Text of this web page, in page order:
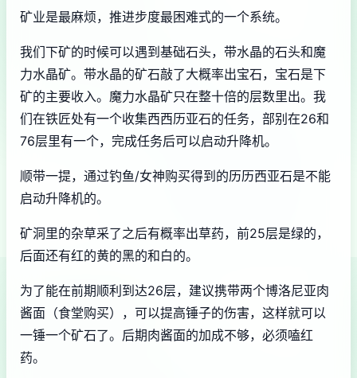
矿业是最麻烦，推进步度最困难式的一个系统。
我们下矿的时候可以遇到基础石头，带水晶的石头和魔
力水晶矿。带水晶的矿石敲了大概率出宝石，宝石是下
矿的主要收入。魔力水晶矿只在整十倍的层数里出。我
们在铁匠处有一个收集西西历亚石的任务，部别在26和
76层里有一个，完成任务后可以启动升降机。
顺带一提，通过钓鱼/女神购买得到的历历西亚石是不能
启动升降机的。
矿洞里的杂草采了之后有概率出草药，前25层是绿的，
后面还有红的黄的黑的和白的。
为了能在前期顺利到达26层，建议携带两个博洛尼亚肉
酱面（食堂购买），可以提高锤子的伤害，这样就可以
一锤一个矿石了。后期肉酱面的加成不够，必须嗑红
药。